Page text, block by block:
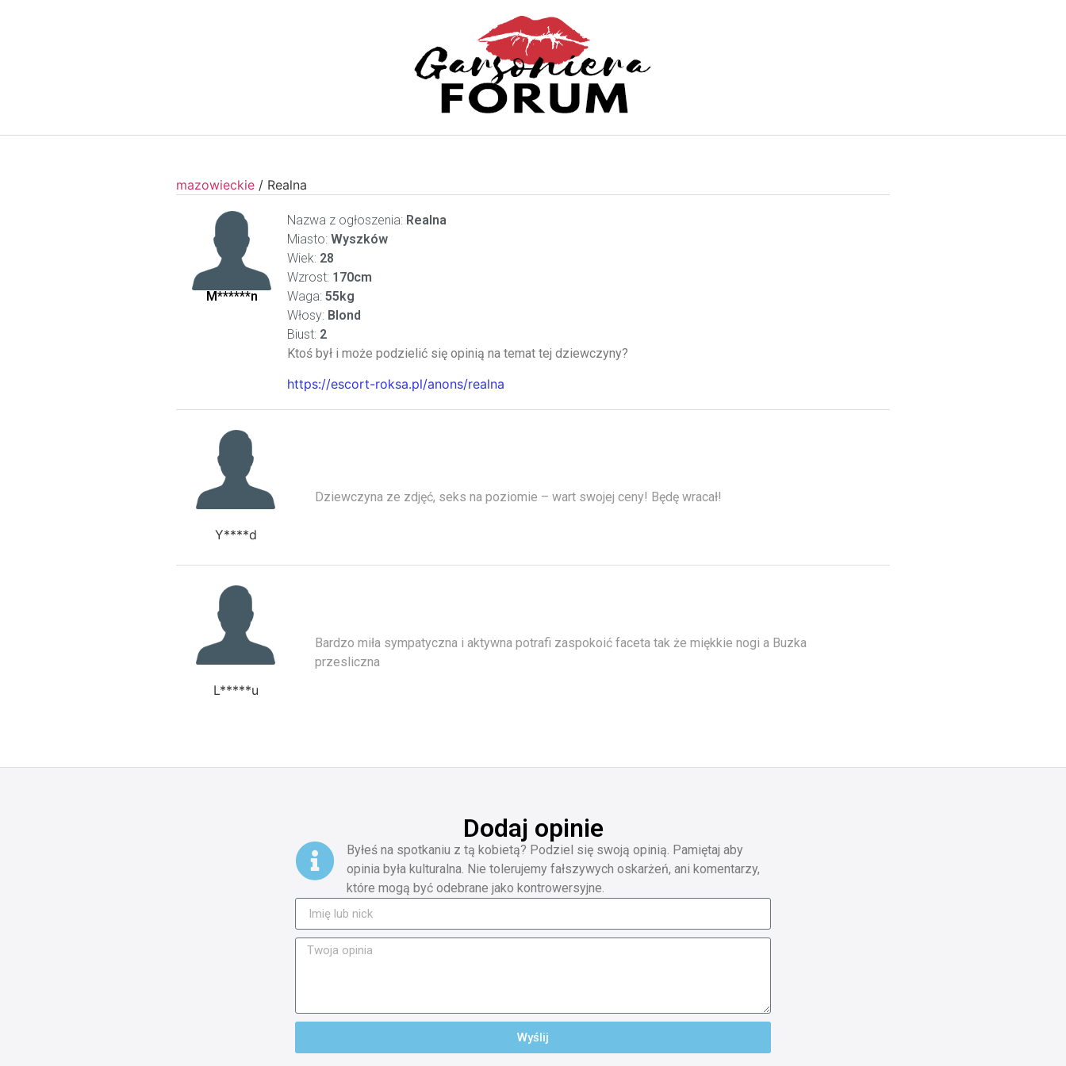
mazowieckie / Realna
M******n
Nazwa z ogłoszenia: Realna
Miasto: Wyszków
Wiek: 28
Wzrost: 170cm
Waga: 55kg
Włosy: Blond
Biust: 2
Ktoś był i może podzielić się opinią na temat tej dziewczyny?
https://escort-roksa.pl/anons/realna
Y****d
Dziewczyna ze zdjęć, seks na poziomie – wart swojej ceny! Będę wracał!
L*****u
Bardzo miła sympatyczna i aktywna potrafi zaspokoić faceta tak że miękkie nogi a Buzka
przesliczna
Dodaj opinie
Byłeś na spotkaniu z tą kobietą? Podziel się swoją opinią. Pamiętaj aby
opinia była kulturalna. Nie tolerujemy fałszywych oskarżeń, ani komentarzy,
które mogą być odebrane jako kontrowersyjne.
Wyślij